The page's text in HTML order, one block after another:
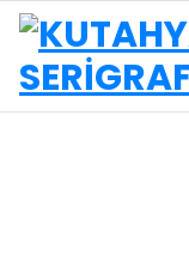
İçeriğe
geç